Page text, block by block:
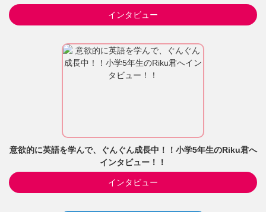
インタビュー
意欲的に英語を学んで、ぐんぐん成長中！！小学5年生のRiku君へ
インタビュー！！
インタビュー